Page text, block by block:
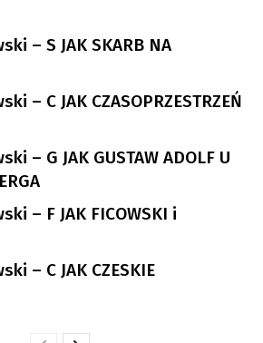
– S JAK SKARB NA
– C JAK CZASOPRZESTRZEŃ
– G JAK GUSTAW ADOLF U
– F JAK FICOWSKI i
– C JAK CZESKIE